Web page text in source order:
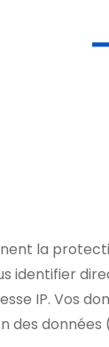
la
identifier
IP. Vos
des données